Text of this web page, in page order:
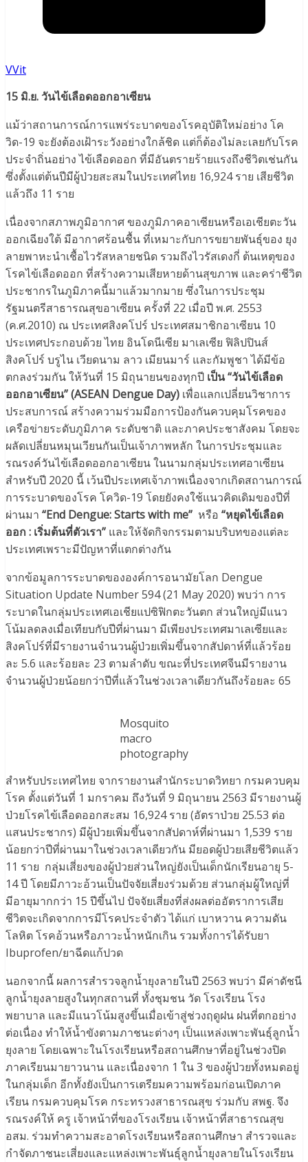
VVit
15 มิ.ย. วันไข้เลือดออกอาเซียน
แม้ว่าสถานการณ์การแพร่ระบาดของโรคอุบัติใหม่อย่าง โค
วิด-19 จะยังต้องเฝ้าระวังอย่างใกล้ชิด แต่ก็ต้องไม่ละเลยกับโรค
ประจำถิ่นอย่าง ไข้เลือดออก ที่มีอันตรายร้ายแรงถึงชีวิตเช่นกัน
ซึ่งตั้งแต่ต้นปีมีผู้ป่วยสะสมในประเทศไทย 16,924 ราย เสียชีวิต
แล้วถึง 11 ราย
เนื่องจากสภาพภูมิอากาศ ของภูมิภาคอาเซียนหรือเอเชียตะวัน
ออกเฉียงใต้ มีอากาศร้อนชื้น ที่เหมาะกับการขยายพันธุ์ของ ยุง
ลายพาหะนำเชื้อไวรัสหลายชนิด รวมถึงไวรัสเดงกี่ ต้นเหตุของ
โรคไข้เลือดออก ที่สร้างความเสียหายด้านสุขภาพ และคร่าชีวิต
ประชากรในภูมิภาคนี้มาแล้วมากมาย ซึ่งในการประชุม
รัฐมนตรีสาธารณสุขอาเซียน ครั้งที่ 22 เมื่อปี พ.ศ. 2553
(ค.ศ.2010) ณ ประเทศสิงคโปร์ ประเทศสมาชิกอาเซียน 10
ประเทศประกอบด้วย ไทย อินโดนีเซีย มาเลเซีย ฟิลิปปินส์
สิงคโปร์ บรูไน เวียดนาม ลาว เมียนมาร์ และกัมพูชา ได้มีข้อ
ตกลงร่วมกัน ให้วันที่ 15 มิถุนายนของทุกปี เป็น “วันไข้เลือด
ออกอาเซียน” (ASEAN Dengue Day) เพื่อแลกเปลี่ยนวิชาการ
ประสบการณ์ สร้างความร่วมมือการป้องกันควบคุมโรคของ
เครือข่ายระดับภูมิภาค ระดับชาติ และภาคประชาสังคม โดยจะ
ผลัดเปลี่ยนหมุนเวียนกันเป็นเจ้าภาพหลัก ในการประชุมและ
รณรงค์วันไข้เลือดออกอาเซียน ในนามกลุ่มประเทศอาเซียน
สำหรับปี 2020 นี้ เว้นปีประเทศเจ้าภาพเนื่องจากเกิดสถานการณ์
การระบาดของโรค โควิด-19 โดยยังคงใช้แนวคิดเดิมของปีที่
ผ่านมา “End Dengue: Starts with me” หรือ “หยุดไข้เลือด
ออก : เริ่มต้นที่ตัวเรา” และให้จัดกิจกรรมตามบริบทของแต่ละ
ประเทศเพราะมีปัญหาที่แตกต่างกัน
จากข้อมูลการระบาดขององค์การอนามัยโลก Dengue
Situation Update Number 594 (21 May 2020) พบว่า การ
ระบาดในกลุ่มประเทศเอเชียแปซิฟิกตะวันตก ส่วนใหญ่มีแนว
โน้มลดลงเมื่อเทียบกับปีที่ผ่านมา มีเพียงประเทศมาเลเซียและ
สิงคโปร์ที่มีรายงานจำนวนผู้ป่วยเพิ่มขึ้นจากสัปดาห์ที่แล้วร้อย
ละ 5.6 และร้อยละ 23 ตามลำดับ ขณะที่ประเทศจีนมีรายงาน
จำนวนผู้ป่วยน้อยกว่าปีที่แล้วในช่วงเวลาเดียวกันถึงร้อยละ 65
Mosquito
macro
photography
สำหรับประเทศไทย จากรายงานสำนักระบาดวิทยา กรมควบคุม
โรค ตั้งแต่วันที่ 1 มกราคม ถึงวันที่ 9 มิถุนายน 2563 มีรายงานผู้
ป่วยโรคไข้เลือดออกสะสม 16,924 ราย (อัตราป่วย 25.53 ต่อ
แสนประชากร) มีผู้ป่วยเพิ่มขึ้นจากสัปดาห์ที่ผ่านมา 1,539 ราย
น้อยกว่าปีที่ผ่านมาในช่วงเวลาเดียวกัน มียอดผู้ป่วยเสียชีวิตแล้ว
11 ราย กลุ่มเสี่ยงของผู้ป่วยส่วนใหญ่ยังเป็นเด็กนักเรียนอายุ 5-
14 ปี โดยมีภาวะอ้วนเป็นปัจจัยเสี่ยงร่วมด้วย ส่วนกลุ่มผู้ใหญ่ที่
มีอายุมากกว่า 15 ปีขึ้นไป ปัจจัยเสี่ยงที่ส่งผลต่ออัตราการเสีย
ชีวิตจะเกิดจากการมีโรคประจำตัว ได้แก่ เบาหวาน ความดัน
โลหิต โรคอ้วนหรือภาวะน้ำหนักเกิน รวมทั้งการได้รับยา
Ibuprofen/ยาฉีดแก้ปวด
นอกจากนี้ ผลการสำรวจลูกน้ำยุงลายในปี 2563 พบว่า มีค่าดัชนี
ลูกน้ำยุงลายสูงในทุกสถานที่ ทั้งชุมชน วัด โรงเรียน โรง
พยาบาล และมีแนวโน้มสูงขึ้นเมื่อเข้าสู่ช่วงฤดูฝน ฝนที่ตกอย่าง
ต่อเนื่อง ทำให้น้ำขังตามภาชนะต่างๆ เป็นแหล่งเพาะพันธุ์ลูกน้ำ
ยุงลาย โดยเฉพาะในโรงเรียนหรือสถานศึกษาที่อยู่ในช่วงปิด
ภาคเรียนมายาวนาน และเนื่องจาก 1 ใน 3 ของผู้ป่วยทั้งหมดอยู่
ในกลุ่มเด็ก อีกทั้งยังเป็นการเตรียมความพร้อมก่อนเปิดภาค
เรียน กรมควบคุมโรค กระทรวงสาธารณสุข ร่วมกับ สพฐ. จึง
รณรงค์ให้ ครู เจ้าหน้าที่ของโรงเรียน เจ้าหน้าที่สาธารณสุข
อสม. ร่วมทำความสะอาดโรงเรียนหรือสถานศึกษา สำรวจและ
กำจัดภาชนะเสี่ยงและแหล่งเพาะพันธุ์ลูกน้ำยุงลายในโรงเรียน